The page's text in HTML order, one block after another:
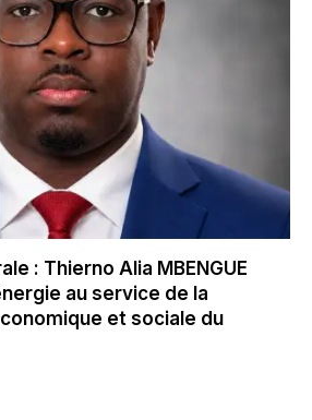
: Thierno Alia MBENGUE
au service de la
et sociale du